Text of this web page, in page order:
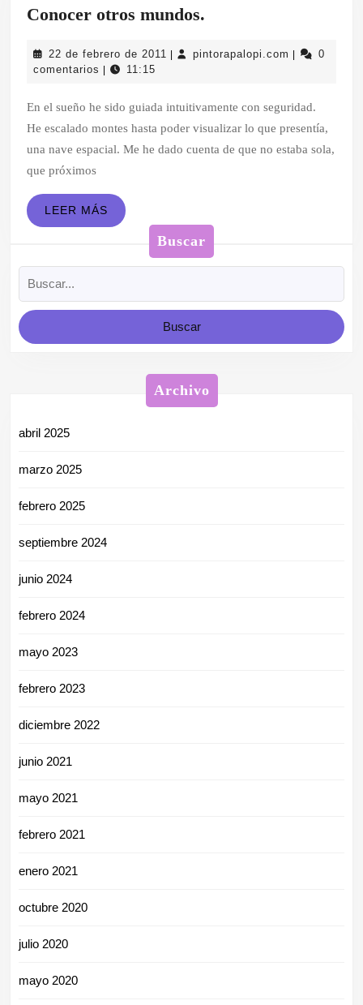
Conocer otros mundos.
mundos.
22 de febrero de 2011 22
2011
| pintorapalopi.com |
0
comentarios | 11:15
En el sueño he sido guiada intuitivamente con seguridad.
He escalado montes hasta poder visualizar lo que presentía,
una nave espacial. Me he dado cuenta de que no estaba sola,
que próximos
LEER MÁS LEER
MÁS
Buscar
Archivo
abril 2025
marzo 2025
febrero 2025
septiembre 2024
junio 2024
febrero 2024
mayo 2023
febrero 2023
diciembre 2022
junio 2021
mayo 2021
febrero 2021
enero 2021
octubre 2020
julio 2020
mayo 2020